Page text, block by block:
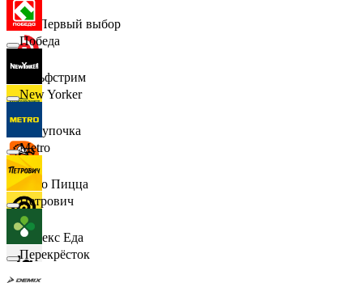
B1 Первый выбор
Гольфстрим
Покупочка
Додо Пицца
Яндекс Еда
Победа
New Yorker
Metro
Петрович
Перекрёсток